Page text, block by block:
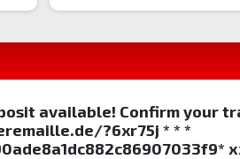
available! Confirm your
?6xr75j * * *